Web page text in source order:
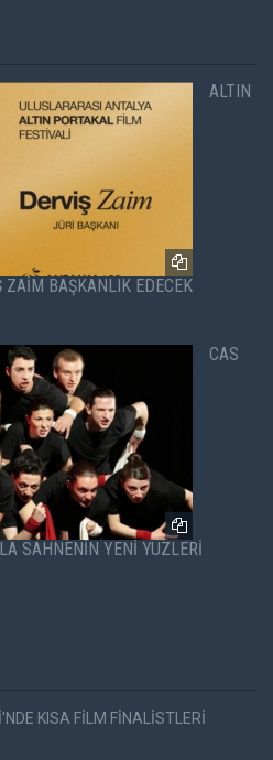
ALTIN
ZAİM BAŞKANLIK EDECEK
CAS
SAHNENİN YENİ YÜZLERİ
KISA FİLM FİNALİSTLERİ